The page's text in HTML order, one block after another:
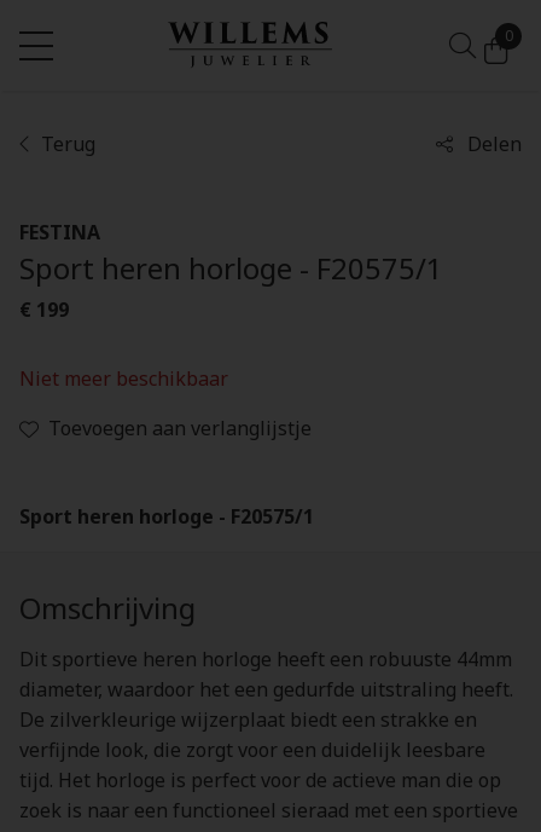
0
Terug Delen
FESTINA
Sport heren horloge - F20575/1
€ 199
Niet meer beschikbaar
Toevoegen aan verlanglijstje
Sport heren horloge - F20575/1
Omschrijving
Dit sportieve heren horloge heeft een robuuste 44mm
diameter, waardoor het een gedurfde uitstraling heeft.
De zilverkleurige wijzerplaat biedt een strakke en
verfijnde look, die zorgt voor een duidelijk leesbare
tijd. Het horloge is perfect voor de actieve man die op
zoek is naar een functioneel sieraad met een sportieve